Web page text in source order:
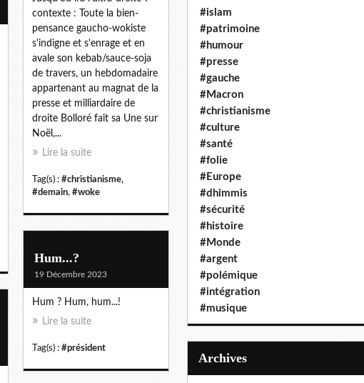
contexte : Toute la bien-
pensance gaucho-wokiste
s'indigne et s'enrage et en
avale son kebab/sauce-soja
de travers, un hebdomadaire
appartenant au magnat de la
presse et milliardaire de
droite Bolloré fait sa Une sur
Noël,...
Lire la suite
Tag(s) : #christianisme,
#demain, #woke
Hum...?
19 Décembre 2023
Hum ? Hum, hum...!
Lire la suite
Tag(s) : #président
#islam
#patrimoine
#humour
#presse
#gauche
#Macron
#christianisme
#culture
#santé
#folie
#Europe
#dhimmis
#sécurité
#histoire
#Monde
#argent
#polémique
#intégration
#musique
Archives